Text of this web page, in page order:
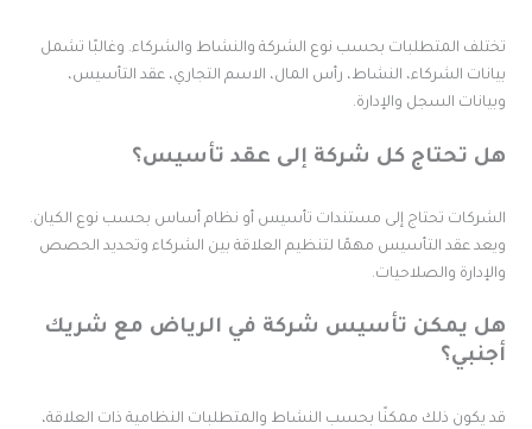
المتطلبات بحسب نوع الشركة والنشاط والشركاء. وغالبًا تشمل
الشركاء، النشاط، رأس المال، الاسم التجاري، عقد التأسيس،
السجل والإدارة.
تحتاج كل شركة إلى عقد تأسيس؟
تحتاج إلى مستندات تأسيس أو نظام أساس بحسب نوع الكيان.
عقد التأسيس مهمًا لتنظيم العلاقة بين الشركاء وتحديد الحصص
والصلاحيات.
يمكن تأسيس شركة في الرياض مع شريك
يكون ذلك ممكنًا بحسب النشاط والمتطلبات النظامية ذات العلاقة،